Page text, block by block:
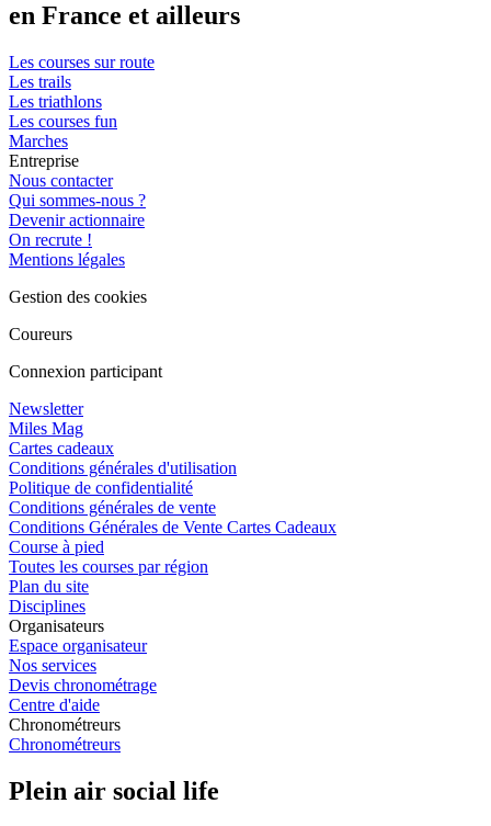
en France et ailleurs
Les courses sur route
Les trails
Les triathlons
Les courses fun
Marches
Entreprise
Nous contacter
Qui sommes-nous ?
Devenir actionnaire
On recrute !
Mentions légales
Gestion des cookies
Coureurs
Connexion participant
Newsletter
Miles Mag
Cartes cadeaux
Conditions générales d'utilisation
Politique de confidentialité
Conditions générales de vente
Conditions Générales de Vente Cartes Cadeaux
Course à pied
Toutes les courses par région
Plan du site
Disciplines
Organisateurs
Espace organisateur
Nos services
Devis chronométrage
Centre d'aide
Chronométreurs
Chronométreurs
Plein air social life